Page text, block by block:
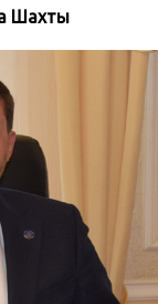
Шахты